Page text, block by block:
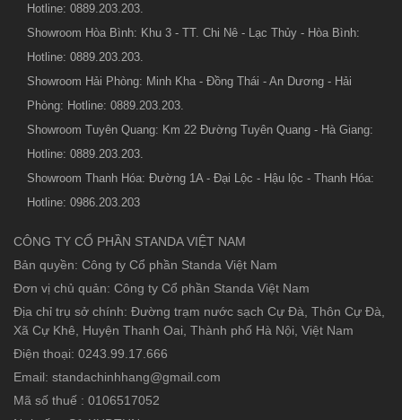
Hotline: 0889.203.203.
Showroom Hòa Bình: Khu 3 - TT. Chi Nê - Lạc Thủy - Hòa Bình:
Hotline: 0889.203.203.
Showroom Hải Phòng: Minh Kha - Đồng Thái - An Dương - Hải
Phòng: Hotline: 0889.203.203.
Showroom Tuyên Quang: Km 22 Đường Tuyên Quang - Hà Giang:
Hotline: 0889.203.203.
Showroom Thanh Hóa: Đường 1A - Đại Lộc - Hậu lộc - Thanh Hóa:
Hotline: 0986.203.203
CÔNG TY CỔ PHẦN STANDA VIỆT NAM
Bản quyền: Công ty Cổ phần Standa Việt Nam
Đơn vị chủ quản: Công ty Cổ phần Standa Việt Nam
Địa chỉ trụ sở chính: Đường trạm nước sạch Cự Đà, Thôn Cự Đà,
Xã Cự Khê, Huyện Thanh Oai, Thành phố Hà Nội, Việt Nam
Điện thoại: 0243.99.17.666
Email: standachinhhang@gmail.com
Mã số thuế : 0106517052